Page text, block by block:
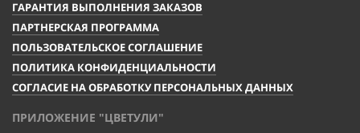
ГАРАНТИЯ ВЫПОЛНЕНИЯ ЗАКАЗОВ
ПАРТНЕРСКАЯ ПРОГРАММА
ПОЛЬЗОВАТЕЛЬСКОЕ СОГЛАШЕНИЕ
ПОЛИТИКА КОНФИДЕНЦИАЛЬНОСТИ
СОГЛАСИЕ НА ОБРАБОТКУ ПЕРСОНАЛЬНЫХ ДАННЫХ
ПРИЛОЖЕНИЕ "ЦВЕТУЛИ"